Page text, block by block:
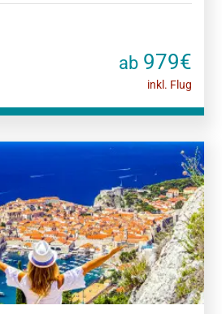
ab979€
inkl. Flug